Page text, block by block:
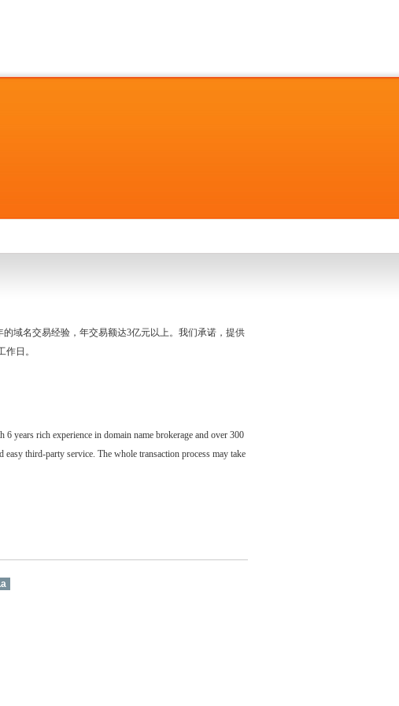
域名交易经验，年交易额达3亿元以上。我们承诺，提供
日。
years rich experience in domain name brokerage and over 300
third-party service. The whole transaction process may take